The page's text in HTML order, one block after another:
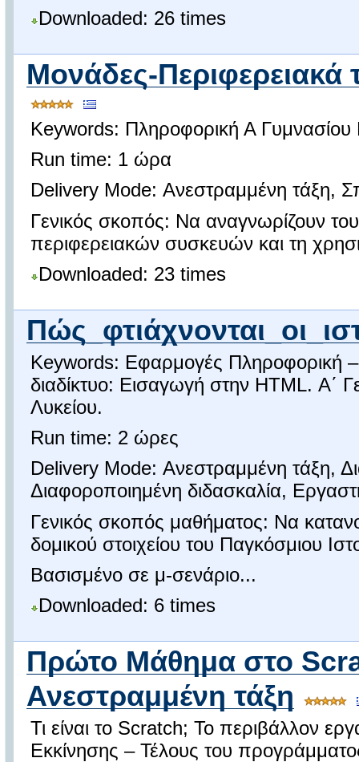
Downloaded: 26 times
Μονάδες-Περιφερειακά
Keywords: Πληροφορική Α Γυμνασίου
Run time: 1 ώρα
Delivery Mode: Ανεστραμμένη τάξη,
Γενικός σκοπός: Να αναγνωρίζουν
περιφερειακών συσκευών και τη
Downloaded: 23 times
Keywords: Εφαρμογές Πληροφορική
διαδίκτυο: Εισαγωγή στην HTML. Α΄
Λυκείου.
Run time: 2 ώρες
Delivery Mode: Ανεστραμμένη τάξη,
Διαφοροποιημένη διδασκαλία,
Γενικός σκοπός μαθήματος: Nα
δομικού στοιχείου του Παγκόσμιου
Βασισμένο σε μ-σενάριο...
Downloaded: 6 times
Πρώτο Μάθημα στο
Ανεστραμμένη τάξη
Τι είναι το Scratch; Το περιβάλλον
Εκκίνησης – Τέλους του